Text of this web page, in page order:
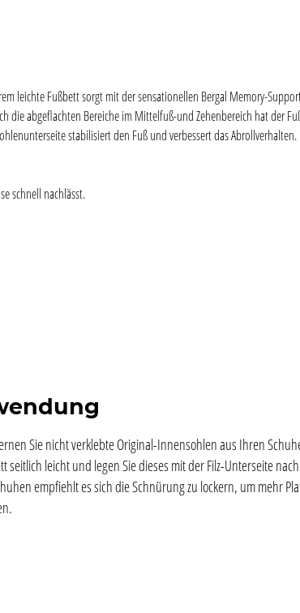
leichte Fußbett sorgt mit der sensationellen Bergal Memory-
die abgeflachten Bereiche im Mittelfuß-und Zehenbereich hat der
stabilisiert den Fuß und verbessert das
schnell nachlässt.
Sie nicht verklebte Original-Innensohlen aus Ihren
seitlich leicht und legen Sie dieses mit der Filz-Unterseite
empfiehlt es sich die Schnürung zu lockern, um mehr